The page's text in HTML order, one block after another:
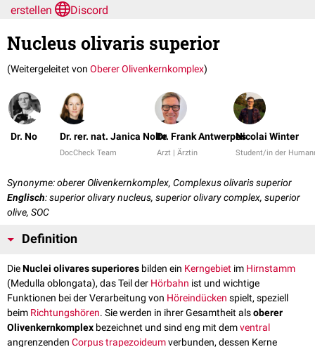
erstellen
Discord
Nucleus olivaris superior
(Weitergeleitet von Oberer Olivenkernkomplex)
Dr. No Dr. rer. nat. Janica Nolte
DocCheck Team
Dr. Frank Antwerpes
Arzt | Ärztin
Nicolai Winter
Student/in der
Synonyme: oberer Olivenkernkomplex, Complexus olivaris superior
Englisch: superior olivary nucleus, superior olivary complex, superior
olive, SOC
Definition
DieNuclei olivares superiores bilden ein Kerngebiet im Hirnstamm
(Medulla oblongata), das Teil der Hörbahn ist und wichtige
Funktionen bei der Verarbeitung von Höreindücken spielt, speziell
beim Richtungshören. Sie werden in ihrer Gesamtheit alsoberer
Olivenkernkomplex bezeichnet und sind eng mit demventral
angrenzenden Corpus trapezoideumverbunden, dessen Kerne